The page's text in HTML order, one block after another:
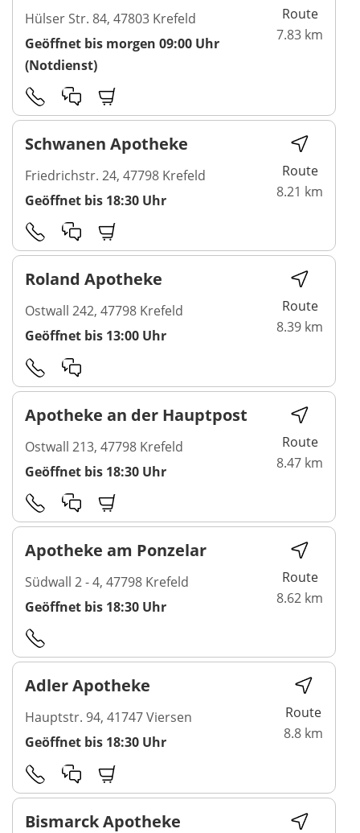
Hülser Str. 84, 47803 Krefeld
Geöffnet bis morgen 09:00 Uhr
(Notdienst)
Route
7.83 km
Schwanen Apotheke
Friedrichstr. 24, 47798 Krefeld
Geöffnet bis 18:30 Uhr
Route
8.21 km
Roland Apotheke
Ostwall 242, 47798 Krefeld
Geöffnet bis 13:00 Uhr
Route
8.39 km
Apotheke an der Hauptpost
Ostwall 213, 47798 Krefeld
Geöffnet bis 18:30 Uhr
Route
8.47 km
Apotheke am Ponzelar
Südwall 2 - 4, 47798 Krefeld
Geöffnet bis 18:30 Uhr
Route
8.62 km
Adler Apotheke
Hauptstr. 94, 41747 Viersen
Geöffnet bis 18:30 Uhr
Route
8.8 km
Bismarck Apotheke